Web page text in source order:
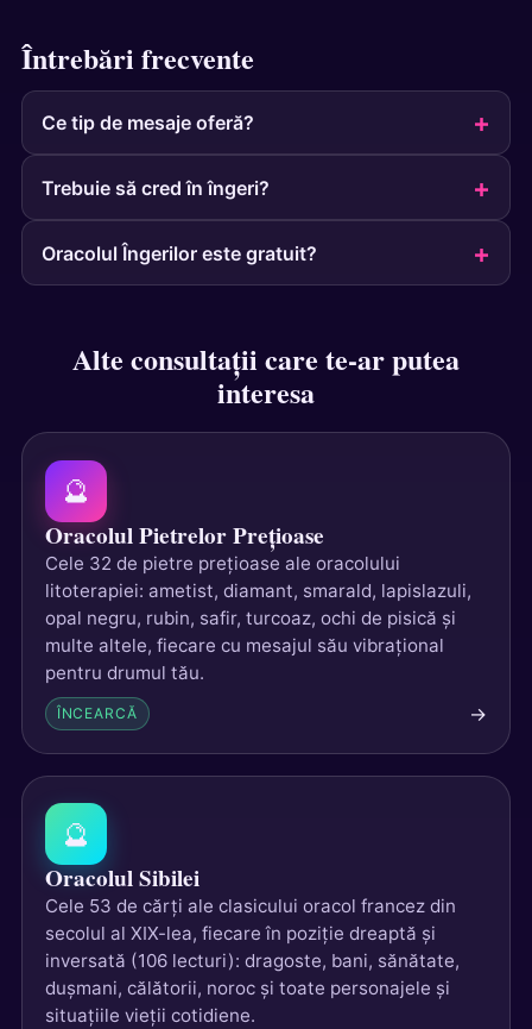
Întrebări frecvente
Ce tip de mesaje oferă?
Trebuie să cred în îngeri?
Oracolul Îngerilor este gratuit?
Alte consultații care te-ar putea
interesa
🔮
Oracolul Pietrelor Prețioase
Cele 32 de pietre prețioase ale oracolului
litoterapiei: ametist, diamant, smarald, lapislazuli,
opal negru, rubin, safir, turcoaz, ochi de pisică și
multe altele, fiecare cu mesajul său vibrațional
pentru drumul tău.
ÎNCEARCĂ →
🔮
Oracolul Sibilei
Cele 53 de cărți ale clasicului oracol francez din
secolul al XIX-lea, fiecare în poziție dreaptă și
inversată (106 lecturi): dragoste, bani, sănătate,
dușmani, călătorii, noroc și toate personajele și
situațiile vieții cotidiene.